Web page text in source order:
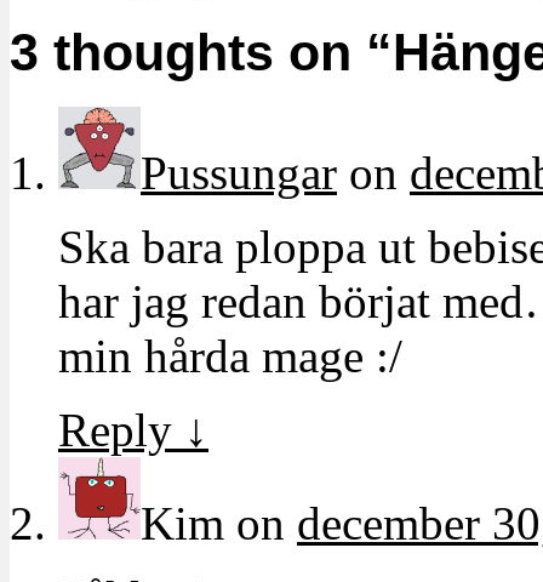
3 thoughts on “
Pussungar on
Ska bara ploppa ut
har jag redan börjat
min hårda mage :/
Reply ↓
Kim on december